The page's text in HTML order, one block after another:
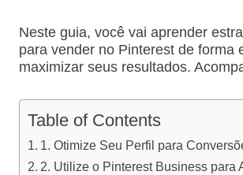
Neste guia, você vai aprender
para vender no Pinterest de forma
maximizar seus resultados.
Table of Contents
1. Otimize Seu Perfil para
2. Utilize o Pinterest Business para